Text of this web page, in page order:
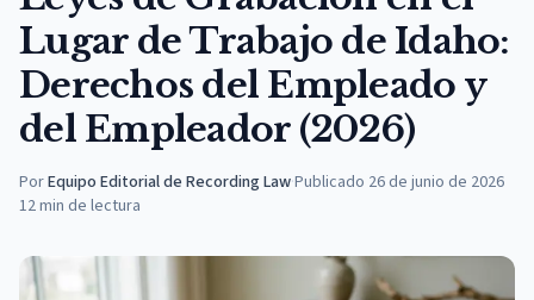
Lugar de Trabajo de Idaho:
Derechos del Empleado y
del Empleador (2026)
PorEquipo Editorial de Recording Law·Publicado 26 de junio de 2026
12min de lectura